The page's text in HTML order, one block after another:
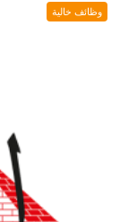
وظائف خالية